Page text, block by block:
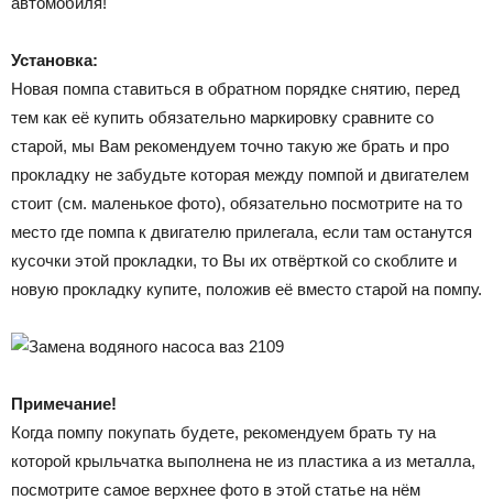
Установка:
Новая помпа ставиться в обратном порядке снятию, перед
тем как её купить обязательно маркировку сравните со
старой, мы Вам рекомендуем точно такую же брать и про
прокладку не забудьте которая между помпой и двигателем
стоит (см. маленькое фото), обязательно посмотрите на то
место где помпа к двигателю прилегала, если там останутся
кусочки этой прокладки, то Вы их отвёрткой со скоблите и
новую прокладку купите, положив её вместо старой на помпу.
Примечание!
Когда помпу покупать будете, рекомендуем брать ту на
которой крыльчатка выполнена не из пластика а из металла,
посмотрите самое верхнее фото в этой статье на нём